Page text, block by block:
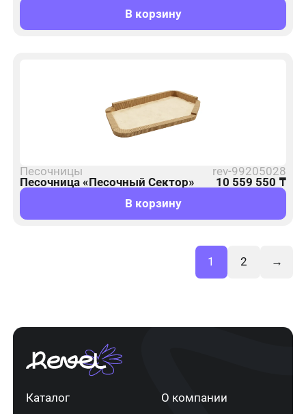
В корзину
Песочницы
rev-99205028
Песочница «Песочный Сектор»
10 559 550 ₸
В корзину
1 2 →
Каталог О компании